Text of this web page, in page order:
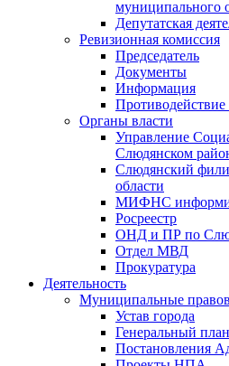
муниципального
Депутатская
Ревизионная комиссия
Председатель
Документы
Информация
Органы власти
Управление
Слюдянском
Слюдянский
области
МИФНС
Росреестр
ОНД и ПР по
Отдел МВД
Прокуратура
Деятельность
Муниципальные
Устав города
Генеральный план
Постановления